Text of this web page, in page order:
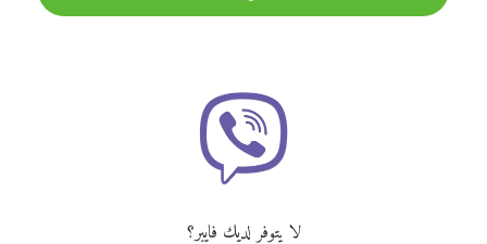
لا يتوفر لديك فايبر؟